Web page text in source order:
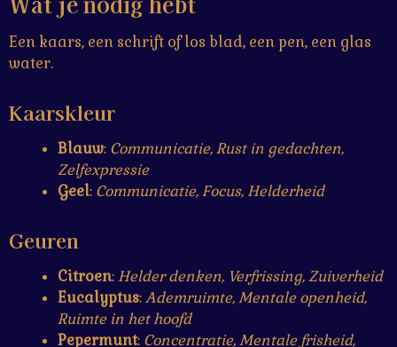
Een kaars, een schrift of los blad, een pen, een glas
water.
Kaarskleur
Blauw: Communicatie, Rust in gedachten,
Zelfexpressie
Geel: Communicatie, Focus, Helderheid
Geuren
Citroen: Helder denken, Verfrissing, Zuiverheid
Eucalyptus:Ademruimte, Mentale openheid,
Ruimte in het hoofd
Pepermunt: Concentratie, Mentale frisheid,